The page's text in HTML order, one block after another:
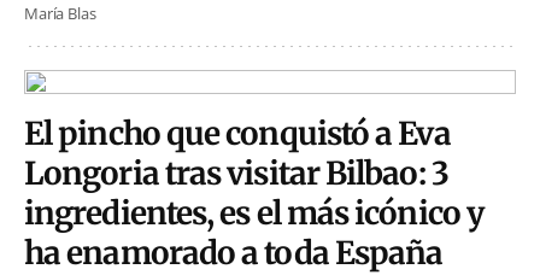
María Blas
El pincho que conquistó a Eva
Longoria tras visitar Bilbao: 3
ingredientes, es el más icónico y
ha enamorado a toda España